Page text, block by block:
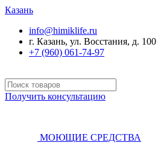
Казань
info@himiklife.ru
г. Казань, ул. Восстания, д. 100
+7 (960) 061-74-97
Получить консультацию
МОЮЩИЕ СРЕДСТВА